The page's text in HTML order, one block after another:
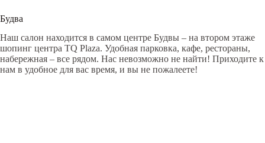
Будва
Наш салон находится в самом центре Будвы – на втором этаже
шопинг центра TQ Plaza. Удобная парковка, кафе, рестораны,
набережная – все рядом. Нас невозможно не найти! Приходите к
нам в удобное для вас время, и вы не пожалеете!